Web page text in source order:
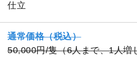
仕立
通常価格（税込）
50,000円/隻（6人まで、1人増